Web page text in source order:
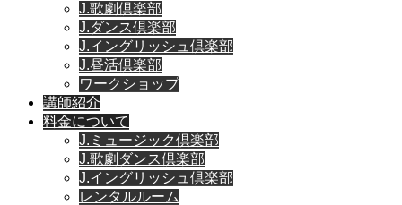
J.歌劇倶楽部
J.ダンス倶楽部
J.イングリッシュ倶楽部
J.昼活倶楽部
ワークショップ
講師紹介
料金について
J.ミュージック倶楽部
J.歌劇ダンス倶楽部
J.イングリッシュ倶楽部
レンタルルーム